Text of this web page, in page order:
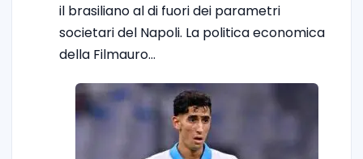
il brasiliano al di fuori dei parametri
societari del Napoli. La politica economica
della Filmauro…